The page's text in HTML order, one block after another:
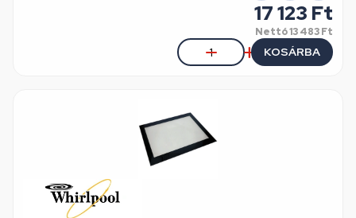
17 123 Ft
Nettó13 483 Ft
KOSÁRBA